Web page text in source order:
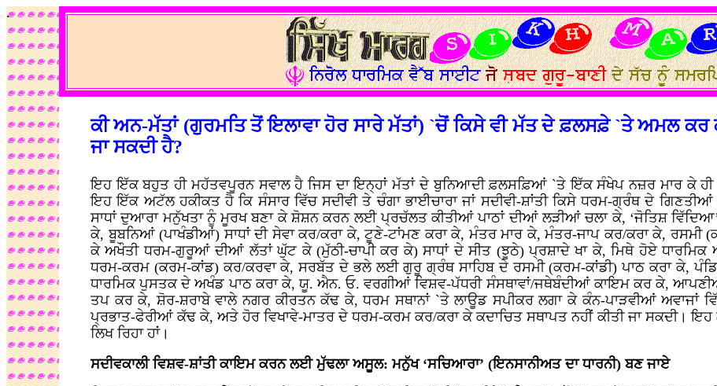
.
ਕੀ ਅਨ-ਮੱਤਾਂ (ਗੁਰਮਤਿ ਤੋਂ ਇਲਾਵਾ ਹੋਰ ਸਾਰੇ ਮੱਤਾਂ) `ਚੋਂ ਕਿਸੇ ਵੀ ਮੱਤ ਦੇ ਫ਼ਲਸਫ਼ੇ `ਤੇ ਅਮਲ ਕਰ ਕੇ
ਜਾ ਸਕਦੀ ਹੈ?
ਇਹ ਇੱਕ ਬਹੁਤ ਹੀ ਮਹੱਤਵਪੂਰਨ ਸਵਾਲ ਹੈ ਜਿਸ ਦਾ ਇਨ੍ਹਾਂ ਮੱਤਾਂ ਦੇ ਬੁਨਿਆਦੀ ਫ਼ਲਸਫ਼ਿਆਂ `ਤੇ ਇੱਕ ਸੰਖੇਪ ਨਜ਼ਰ ਮਾਰ ਕੇ
ਇਹ ਇੱਕ ਅਟੱਲ ਹਕੀਕਤ ਹੈ ਕਿ ਸੰਸਾਰ ਵਿੱਚ ਸਦੀਵੀ ਤੇ ਚੰਗਾ ਭਾਈਚਾਰਾ ਜਾਂ ਸਦੀਵੀ-ਸ਼ਾਂਤੀ ਕਿਸੇ ਧਰਮ-ਗ੍ਰੰਥ ਦੇ
ਸਾਧਾਂ ਦੁਆਰਾ ਮਨੁੱਖਤਾ ਨੂੰ ਮੂਰਖ ਬਣਾ ਕੇ ਸ਼ੋਸ਼ਨ ਕਰਨ ਲਈ ਪ੍ਰਚੱਲਤ ਕੀਤੀਆਂ ਪਾਠਾਂ ਦੀਆਂ ਲੜੀਆਂ ਚਲਾ ਕੇ, ‘ਜੋਤਿਸ਼
ਕੇ, ਬੂਬਨਿਆਂ (ਪਾਖੰਡੀਆਂ) ਸਾਧਾਂ ਦੀ ਸੇਵਾ ਕਰ/ਕਰਾ ਕੇ, ਟੂਣੇ-ਟਾਂਮਣ ਕਰਾ ਕੇ, ਮੰਤਰ ਮਾਰ ਕੇ, ਮੰਤਰ-ਜਾਪ ਕਰ/ਕਰਾ ਕੇ, ਰਸਮੀ
ਕੇ ਅਖੌਤੀ ਧਰਮ-ਗੁਰੂਆਂ ਦੀਆਂ ਲੱਤਾਂ ਘੁੱਟ ਕੇ (ਮੁੱਠੀ-ਚਾਪੀ ਕਰ ਕੇ) ਸਾਧਾਂ ਦੇ ਸੀਤ (ਝੂਠੇ) ਪ੍ਰਸ਼ਾਦੇ ਖਾ ਕੇ, ਮਿਥੇ ਹੋਏ ਧਾਰਮਿਕ
ਧਰਮ-ਕਰਮ (ਕਰਮ-ਕਾਂਡ) ਕਰ/ਕਰਵਾ ਕੇ, ਸਰਬੱਤ ਦੇ ਭਲੇ ਲਈ ਗੁਰੂ ਗ੍ਰੰਥ ਸਾਹਿਬ ਦੇ ਰਸਮੀ (ਕਰਮ-ਕਾਂਡੀ) ਪਾਠ ਕਰਾ ਕੇ,
ਧਾਰਮਿਕ ਪੁਸਤਕ ਦੇ ਅਖੰਡ ਪਾਠ ਕਰਾ ਕੇ, ਯੂ. ਐਨ. ਓ. ਵਰਗੀਆਂ ਵਿਸ਼ਵ-ਪੱਧਰੀ ਸੰਸਥਾਵਾਂ/ਜਥੇਬੰਦੀਆਂ ਕਾਇਮ ਕਰ ਕੇ,
ਤਪ ਕਰ ਕੇ, ਸ਼ੋਰ-ਸ਼ਰਾਬੇ ਵਾਲੇ ਨਗਰ ਕੀਰਤਨ ਕੱਢ ਕੇ, ਧਰਮ ਸਥਾਨਾਂ `ਤੇ ਲਾਊਡ ਸਪੀਕਰ ਲਗਾ ਕੇ ਕੰਨ-ਪਾੜਵੀਆਂ ਅਵਾਜਾਂ
ਪ੍ਰਭਾਤ-ਫੇਰੀਆਂ ਕੱਢ ਕੇ, ਅਤੇ ਹੋਰ ਵਿਖਾਵੇ-ਮਾਤਰ ਦੇ ਧਰਮ-ਕਰਮ ਕਰ/ਕਰਾ ਕੇ ਕਦਾਚਿਤ ਸਥਾਪਤ ਨਹੀਂ ਕੀਤੀ ਜਾ ਸਕਦੀ।
ਲਿਖ ਰਿਹਾ ਹਾਂ।
ਸਦੀਵਕਾਲੀ ਵਿਸ਼ਵ-ਸ਼ਾਂਤੀ ਕਾਇਮ ਕਰਨ ਲਈ ਮੁੱਢਲਾ ਅਸੂਲ: ਮਨੁੱਖ ‘ਸਚਿਆਰਾ’ (ਇਨਸਾਨੀਅਤ ਦਾ ਧਾਰਨੀ) ਬਣ ਜਾਏ